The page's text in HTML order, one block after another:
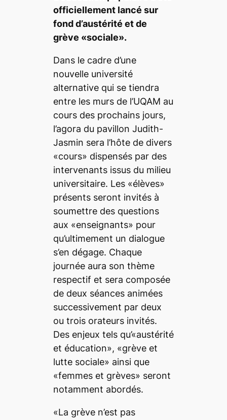
officiellement lancé sur
fond d’austérité et de
grève «sociale».
Dans le cadre d’une
nouvelle université
alternative qui se tiendra
entre les murs de l’UQAM au
cours des prochains jours,
l’agora du pavillon Judith-
Jasmin sera l’hôte de divers
«cours» dispensés par des
intervenants issus du milieu
universitaire. Les «élèves»
présents seront invités à
soumettre des questions
aux «enseignants» pour
qu’ultimement un dialogue
s’en dégage. Chaque
journée aura son thème
respectif et sera composée
de deux séances animées
successivement par deux
ou trois orateurs invités.
Des enjeux tels qu’«austérité
et éducation», «grève et
lutte sociale» ainsi que
«femmes et grèves» seront
notamment abordés.
«La grève n’est pas